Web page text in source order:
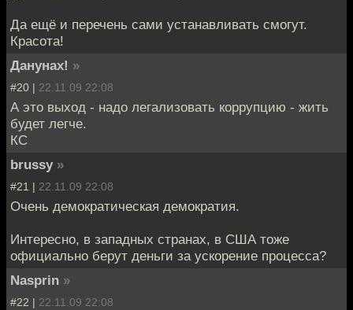
Да ещё и перечень сами устанавливать смогут.
Красота!
Данунах! »
#20 | 22.11.09 22:08
А это выход - надо легализовать коррупцию - жить
будет легче.
КС
brussy »
#21 | 22.11.09 22:08
Очень демократическая демократия.
Интересно, в западных странах, в США тоже
официально берут деньги за ускорение процесса?
Nasprin »
#22 | 22.11.09 22:08